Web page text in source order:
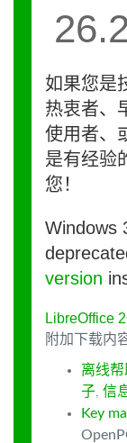
如果您是
热衷者、
使用者、
是有经验
您！
Windows
version
LibreOffice
附加下载内
离线帮
子, 信
Key